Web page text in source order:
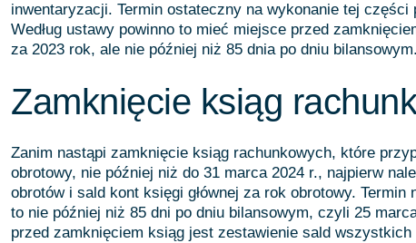
inwentaryzacji. Termin ostateczny na wykonanie tej części
Według ustawy powinno to mieć miejsce przed
za 2023 rok, ale nie później niż 85 dnia po dniu bilansowym.
Zamknięcie ksiąg
Zanim nastąpi zamknięcie ksiąg rachunkowych, które
obrotowy, nie później niż do 31 marca 2024 r., najpierw
obrotów i sald kont księgi głównej za rok obrotowy. Termin
to nie później niż 85 dni po dniu bilansowym, czyli 25
przed zamknięciem ksiąg jest zestawienie sald